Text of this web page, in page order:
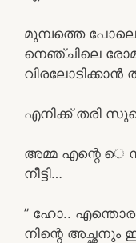
മുമ്പത്തെ പോലെ
നെഞ്ചിലെ
വിരലോടിക്കാൻ
എനിക്ക് തരി
അമ്മ എന്റെ െ
നീട്ടി…
” ഹോ.. എന്തൊരു
നിന്റെ അച്ഛനും